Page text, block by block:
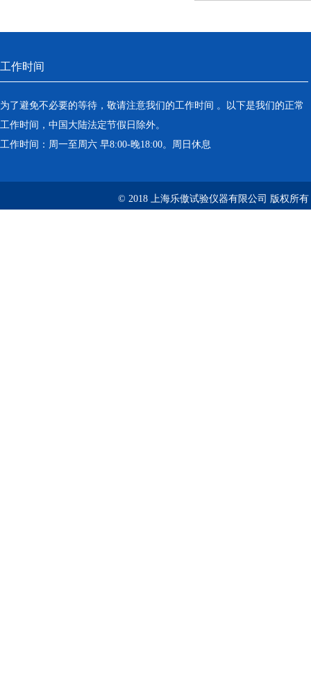
工作时间
为了避免不必要的等待，敬请注意我们的工作时间 。以下是我们的正常
工作时间，中国大陆法定节假日除外。
工作时间：周一至周六 早8:00-晚18:00。周日休息
© 2018 上海乐傲试验仪器有限公司 版权所